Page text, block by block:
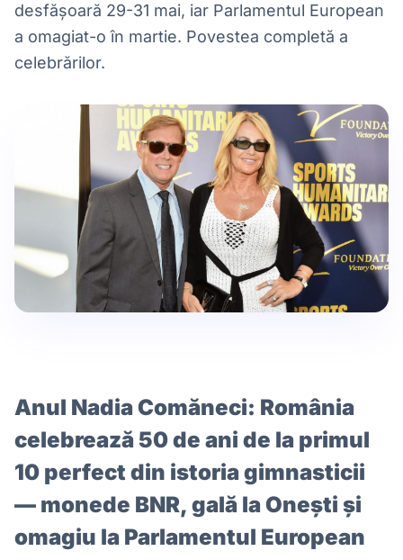
desfășoară 29-31 mai, iar Parlamentul European
a omagiat-o în martie. Povestea completă a
celebrărilor.
Anul Nadia Comăneci: România
celebrează 50 de ani de la primul
10 perfect din istoria gimnasticii
— monede BNR, gală la Onești și
omagiu la Parlamentul European